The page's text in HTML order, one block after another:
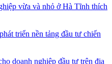
vừa và nhỏ ở Hà Tĩnh thích
triển nền tảng đầu tư chiến
doanh nghiệp đầu tư trên địa